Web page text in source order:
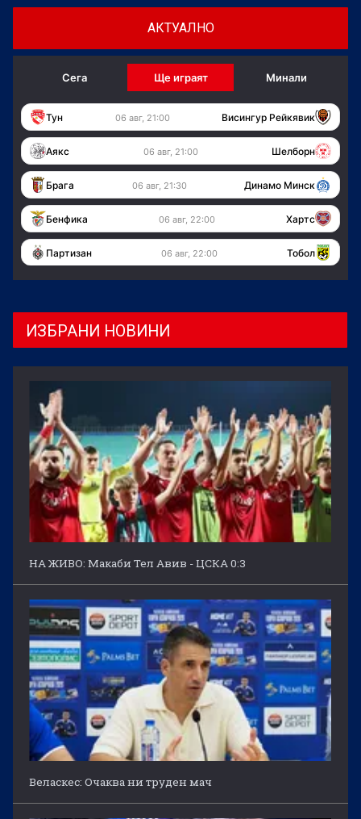
АКТУАЛНО
Сега Ще играят Минали
Тун 06 авг, 21:00 Висингур Рейкявик
Аякс 06 авг, 21:00 Шелборн
Брага 06 авг, 21:30 Динамо Минск
Бенфика 06 авг, 22:00 Хартс
Партизан 06 авг, 22:00 Тобол
ИЗБРАНИ НОВИНИ
НА ЖИВО: Макаби Тел Авив - ЦСКА 0:3
Веласкес: Очаква ни труден мач